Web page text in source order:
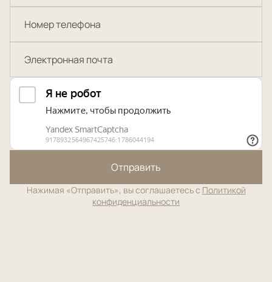
Отправить
Нажимая «Отправить», вы соглашаетесь с Политикой
конфиденциальности